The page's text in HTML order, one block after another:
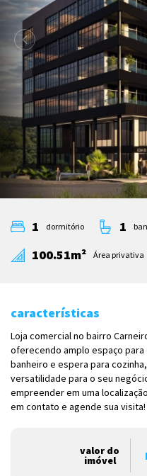
1 dormitório 1
100.51m² Área privativa
características
Loja comercial no bairro
oferecendo amplo espaço
banheiro e espera para
versatilidade para o seu
empreender em uma
em contato e agende sua visita!
valor do
imóvel